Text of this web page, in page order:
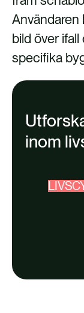
Användaren
bild över
specifika
inom